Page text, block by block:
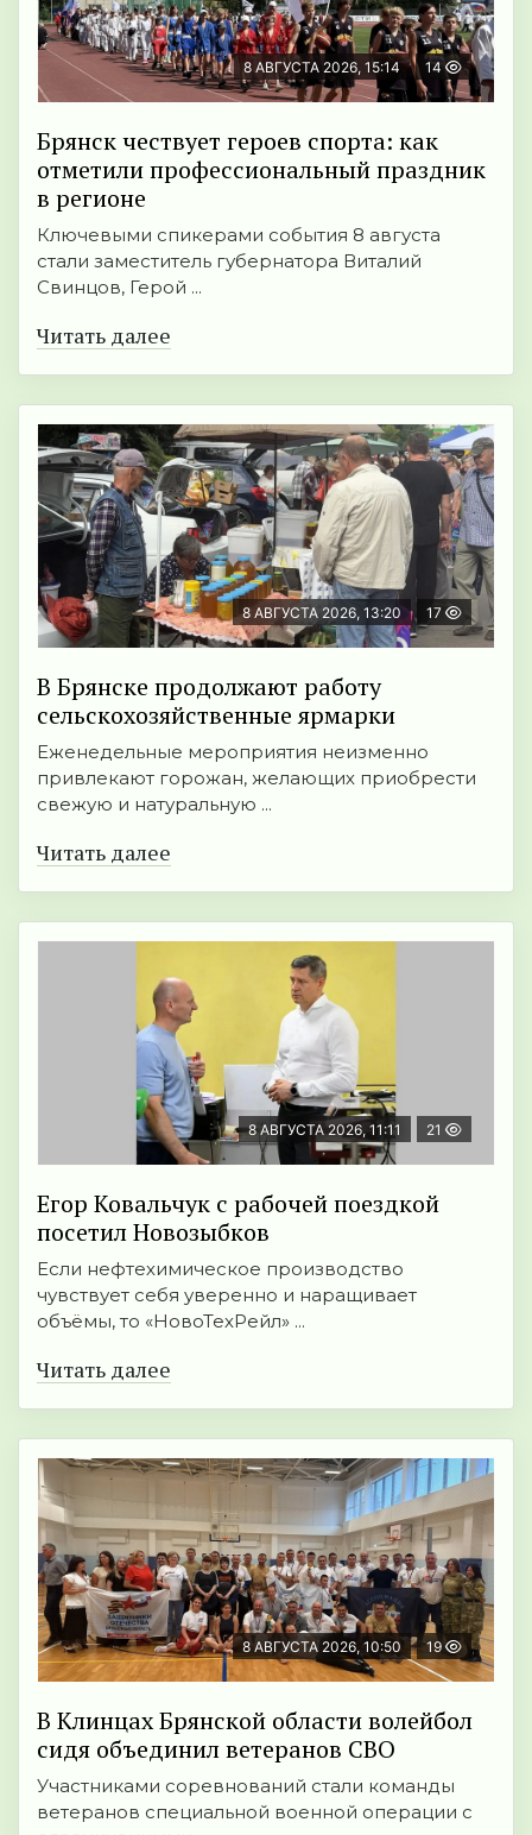
8 АВГУСТА 2026, 15:14 14
Брянск чествует героев спорта: как
отметили профессиональный праздник
в регионе
Ключевыми спикерами события 8 августа
стали заместитель губернатора Виталий
Свинцов, Герой ...
Читать далее
8 АВГУСТА 2026, 13:20 17
В Брянске продолжают работу
сельскохозяйственные ярмарки
Еженедельные мероприятия неизменно
привлекают горожан, желающих приобрести
свежую и натуральную ...
Читать далее
8 АВГУСТА 2026, 11:11 21
Егор Ковальчук с рабочей поездкой
посетил Новозыбков
Если нефтехимическое производство
чувствует себя уверенно и наращивает
объёмы, то «НовоТехРейл» ...
Читать далее
8 АВГУСТА 2026, 10:50 19
В Клинцах Брянской области волейбол
сидя объединил ветеранов СВО
Участниками соревнований стали команды
ветеранов специальной военной операции с